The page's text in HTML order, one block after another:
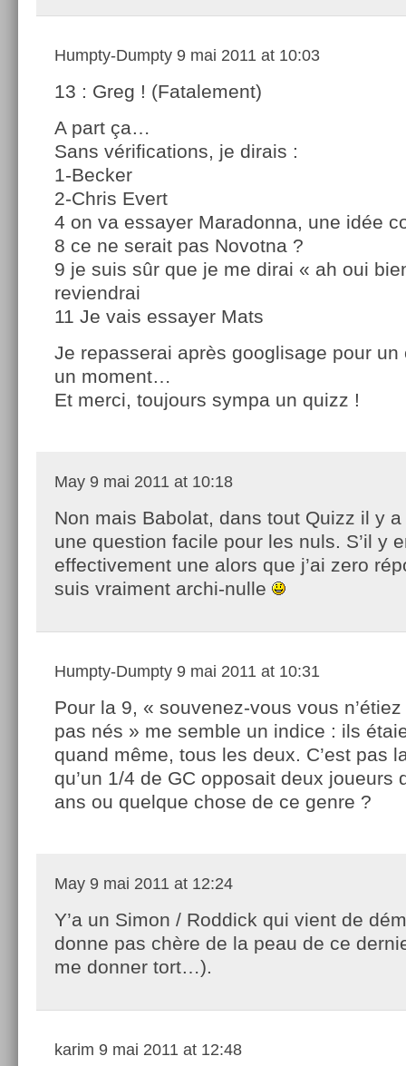
Humpty-Dumpty 9 mai 2011 at 10:03
13 : Greg ! (Fatalement)
A part ça…
Sans vérifications, je dirais :
1-Becker
2-Chris Evert
4 on va essayer Maradonna, une idée
8 ce ne serait pas Novotna ?
9 je suis sûr que je me dirai « ah oui
reviendrai
11 Je vais essayer Mats
Je repasserai après googlisage pour un
un moment…
Et merci, toujours sympa un quizz !
May 9 mai 2011 at 10:18
Non mais Babolat, dans tout Quizz il y
une question facile pour les nuls. S’il y
effectivement une alors que j’ai zero
suis vraiment archi-nulle
Humpty-Dumpty 9 mai 2011 at 10:31
Pour la 9, « souvenez-vous vous
pas nés » me semble un indice : ils
quand même, tous les deux. C’est pas
qu’un 1/4 de GC opposait deux joueurs
ans ou quelque chose de ce genre ?
May 9 mai 2011 at 12:24
Y’a un Simon / Roddick qui vient de
donne pas chère de la peau de ce
me donner tort…).
karim 9 mai 2011 at 12:48